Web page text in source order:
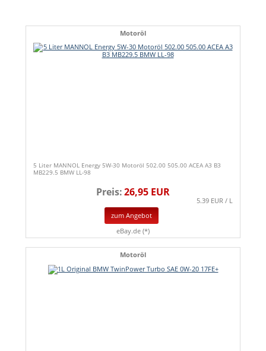
Motoröl
5 Liter MANNOL Energy 5W-30 Motoröl 502.00 505.00 ACEA A3 B3
MB229.5 BMW LL-98
Preis:26,95 EUR
5.39 EUR / L
zum Angebot
eBay.de (*)
Motoröl